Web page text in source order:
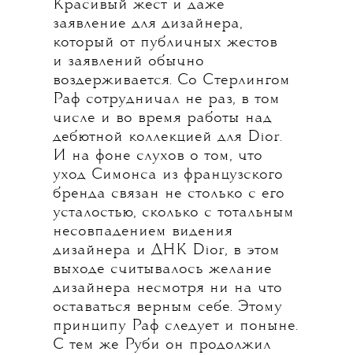
Красивый жест и даже
заявление для дизайнера,
который от публичных жестов
и заявлений обычно
воздерживается. Со Стерлингом
Раф сотрудничал не раз, в том
числе и во время работы над
дебютной коллекцией для Dior.
И на фоне слухов о том, что
уход Симонса из французского
бренда связан не столько с его
усталостью, сколько с тотальным
несовпадением видения
дизайнера и ДНК Dior, в этом
выходе считывалось желание
дизайнера несмотря ни на что
оставаться верным себе. Этому
принципу Раф следует и поныне.
С тем же Руби он продолжил